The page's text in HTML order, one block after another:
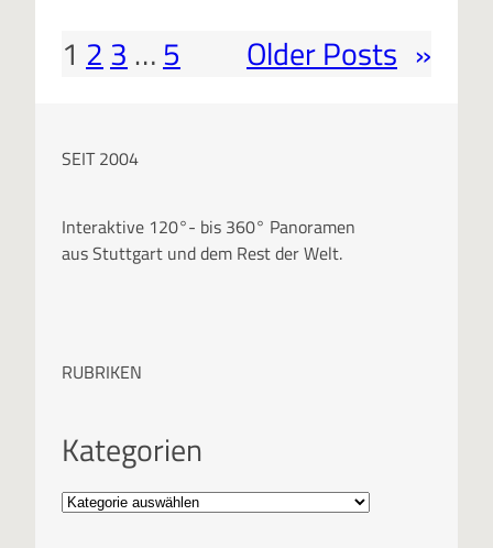
1 2 3 …5 Older Posts »
SEIT 2004
Interaktive 120°- bis 360° Panoramen
aus Stuttgart und dem Rest der Welt.
RUBRIKEN
Kategorien